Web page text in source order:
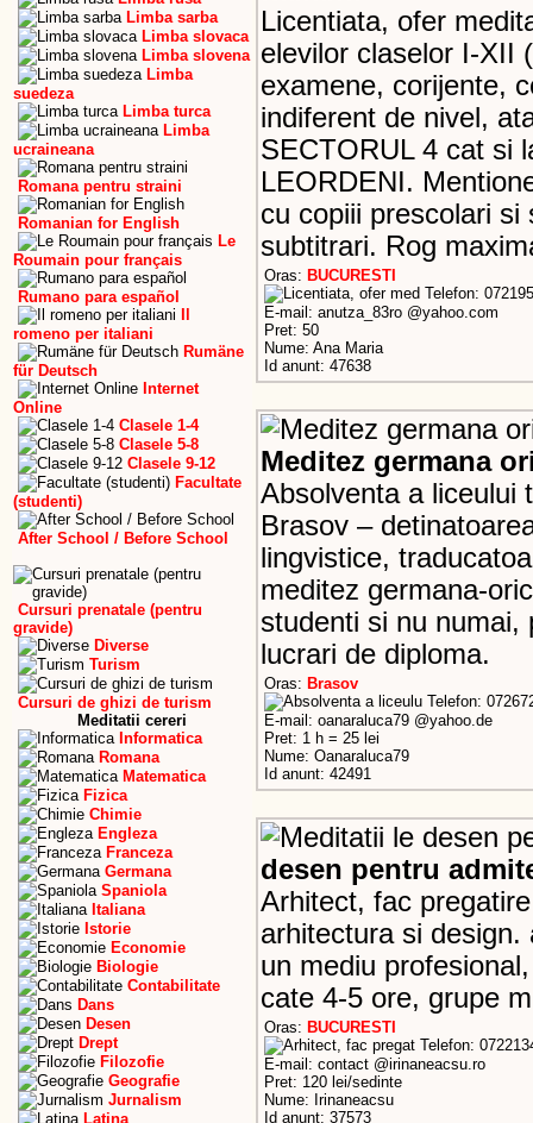
Limba sarba
Limba slovaca
Limba slovena
Limba
suedeza
Limba turca
Limba
ucraineana
Romana pentru straini
Romanian for English
Le
Roumain pour français
Rumano para español
romeno per italiani
Rumäne
für Deutsch
Internet
Online
Clasele 1-4
Clasele 5-8
Clasele 9-12
Facultate
(studenti)
After School / Before School
Cursuri prenatale (pentru
gravide)
Diverse
Turism
Cursuri de ghizi de turism
Meditatii cereri
Informatica
Romana
Matematica
Fizica
Chimie
Engleza
Franceza
Germana
Spaniola
Italiana
Istorie
Economie
Biologie
Contabilitate
Dans
Desen
Drept
Filozofie
Geografie
Jurnalism
Latina
Licentiata, ofer
elevilor claselor I-XII
examene, corijente,
indiferent de nivel,
SECTORUL 4 cat si
LEORDENI.
cu copiii prescolari
subtitrari. Rog
Oras: BUCURESTI
Telefon:
E-mail: anutza_83ro @yahoo.com
Pret: 50
Nume: Ana Maria
Id anunt: 47638
Meditez germana
Absolventa a liceului
Brasov –
lingvistice,
meditez germana-
studenti si nu numai,
lucrari de diploma.
Oras: Brasov
Telefon:
E-mail: oanaraluca79 @yahoo.de
Pret: 1 h = 25 lei
Nume: Oanaraluca79
Id anunt: 42491
desen pentru
Arhitect, fac
arhitectura si
un mediu
cate 4-5 ore, grupe
Oras: BUCURESTI
Telefon:
E-mail: contact @irinaneacsu.ro
Pret: 120 lei/sedinte
Nume: Irinaneacsu
Id anunt: 37573